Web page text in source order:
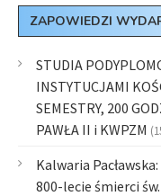
ZAPOWIEDZI
STUDIA
INSTYTUCJAMI
SEMESTRY, 200
PAWŁA II i KWPZM
Kalwaria
800-lecie śmierci